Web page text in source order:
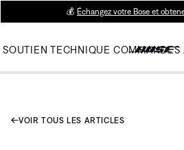
💰 Échangez votre Bose et
SOUTIEN TECHNIQUE COMMANDES
VOIR TOUS LES ARTICLES